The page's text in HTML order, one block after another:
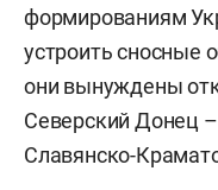
формированиям
устроить сносные
они вынуждены
Северский Донец
Славянско-